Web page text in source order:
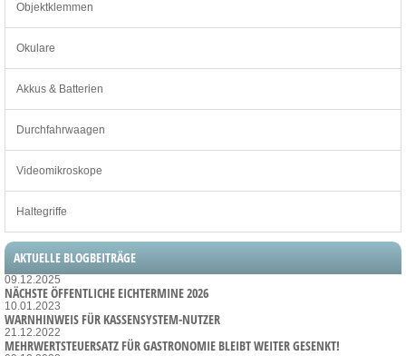
Objektklemmen
Okulare
Akkus & Batterien
Durchfahrwaagen
Videomikroskope
Haltegriffe
AKTUELLE BLOGBEITRÄGE
09.12.2025
NÄCHSTE ÖFFENTLICHE EICHTERMINE 2026
10.01.2023
WARNHINWEIS FÜR KASSENSYSTEM-NUTZER
21.12.2022
MEHRWERTSTEUERSATZ FÜR GASTRONOMIE BLEIBT WEITER GESENKT!